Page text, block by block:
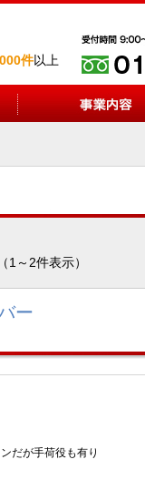
件以上
1～2件表示）
ー
だが手荷役も有り